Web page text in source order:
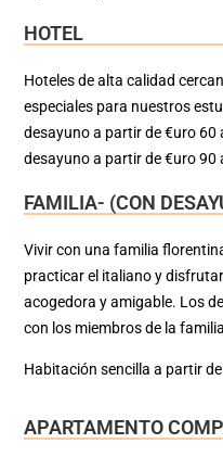
HOTEL
Hoteles de alta calidad
especiales para nuestros
desayuno a partir de €uro 60
desayuno a partir de €uro 90
FAMILIA- (CON
Vivir con una familia
practicar el italiano y
acogedora y amigable. Los
con los miembros de la
Habitación sencilla a partir
APARTAMENTO